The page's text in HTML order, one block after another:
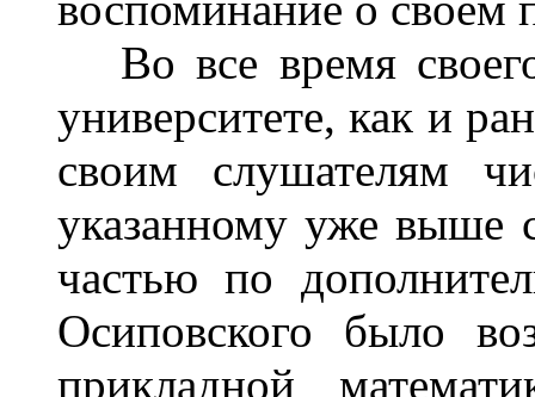
Во все время
университете, как и
своим слушателям
указанному уже выше
частью по
Осиповского было
прикладной